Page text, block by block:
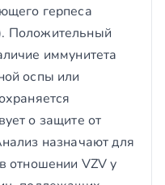
герпеса
Положительный
иммунитета
оспы или
о защите от
назначают для
отношении VZV у